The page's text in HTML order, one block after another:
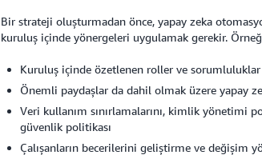
Bir strateji oluşturmadan önce, yapay zeka
kuruluş içinde yönergeleri uygulamak gerekir.
Kuruluş içinde özetlenen roller ve sorumluluklar
Önemli paydaşlar da dahil olmak üzere yapay
Veri kullanım sınırlamalarını, kimlik yönetimi
güvenlik politikası
Çalışanların becerilerini geliştirme ve değişim